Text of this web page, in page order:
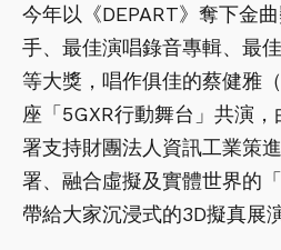
今年以《DEPART》奪下金
手、最佳演唱錄音專輯、最
等大獎，唱作俱佳的蔡健雅
座「5GXR行動舞台」共演
署支持財團法人資訊工業策
署、融合虛擬及實體世界的
帶給大家沉浸式的3D擬真展演